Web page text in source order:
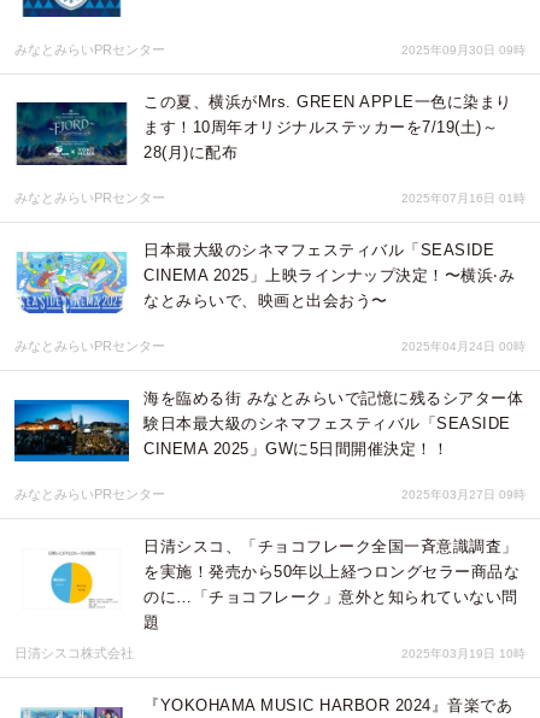
みなとみらいPRセンター 2025年09月30日 09時
この夏、横浜がMrs. GREEN APPLE一色に染まり
ます！10周年オリジナルステッカーを7/19(土)～
28(月)に配布
みなとみらいPRセンター 2025年07月16日 01時
⽇本最⼤級のシネマフェスティバル「SEASIDE
CINEMA 2025」上映ラインナップ決定！〜横浜‧み
なとみらいで、映画と出会おう〜
みなとみらいPRセンター 2025年04月24日 00時
海を臨める街 みなとみらいで記憶に残るシアター体
験日本最大級のシネマフェスティバル「SEASIDE
CINEMA 2025」GWに5日間開催決定！！
みなとみらいPRセンター 2025年03月27日 09時
日清シスコ、「チョコフレーク全国一斉意識調査」
を実施！発売から50年以上経つロングセラー商品な
のに…「チョコフレーク」意外と知られていない問
題
日清シスコ株式会社 2025年03月19日 10時
『YOKOHAMA MUSIC HARBOR 2024』音楽であ